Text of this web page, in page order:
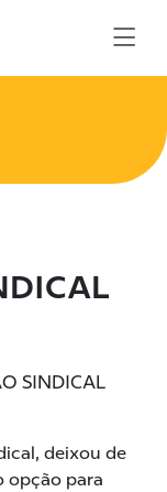
SINDICAL
deixou de
opção para